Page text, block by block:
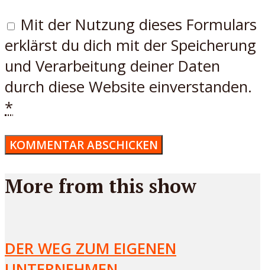
Mit der Nutzung dieses Formulars
erklärst du dich mit der Speicherung
und Verarbeitung deiner Daten
durch diese Website einverstanden.
*
More from this show
DER WEG ZUM EIGENEN